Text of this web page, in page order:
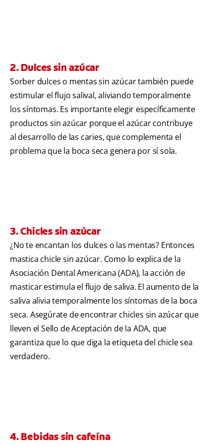
2. Dulces sin azúcar
Sorber dulces o mentas sin azúcar también puede
estimular el flujo salival, aliviando temporalmente
los síntomas. Es importante elegir específicamente
productos sin azúcar porque el azúcar contribuye
al desarrollo de las caries, que complementa el
problema que la boca seca genera por sí sola.
3. Chicles sin azúcar
¿No te encantan los dulces o las mentas? Entonces
mastica chicle sin azúcar. Como lo explica de la
Asociación Dental Americana (ADA), la acción de
masticar estimula el flujo de saliva. El aumento de la
saliva alivia temporalmente los síntomas de la boca
seca. Asegúrate de encontrar chicles sin azúcar que
lleven el Sello de Aceptación de la ADA, que
garantiza que lo que diga la etiqueta del chicle sea
verdadero.
4. Bebidas sin cafeína